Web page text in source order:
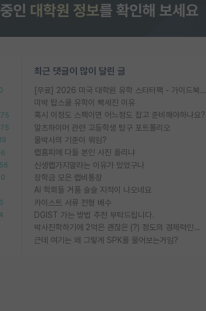
최근 댓글이 많이 달린 글
[무료] 2026 미국 대학원 유학 스타터팩 - 가이드북 & 합격자 컨택메일 템플릿
미박 탑스쿨 유학이 빡세진 이유
혹시 이정도 스펙이면 어느정도 잡고 준비해야하나요?
알츠하이머 관련 고등학생 탐구 포트폴리오
물박사의 기준이 뭐임?
랩홈피에 다들 본인 사진 올리냐
신생랩가지말라는 이유가 있었구나
장학금 모은 랩비통장
AI 학회들 거품 슬슬 지적이 나오네요
카이스트 서류 전형 배수
DGIST 가는 방법 추천 부탁드립니다.
박사진학하기에 2억은 괜찮은 (?) 정도의 경제력인가요
근데 여기는 왜 그렇게 SPK를 물어보는거임?